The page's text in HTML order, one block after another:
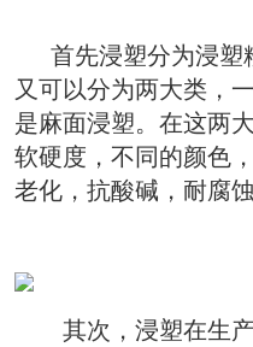
首先浸塑分为浸塑
又可以分为两大类，
是麻面浸塑。在这两
软硬度，不同的颜色
老化，抗酸碱，耐腐
其次，浸塑在生产